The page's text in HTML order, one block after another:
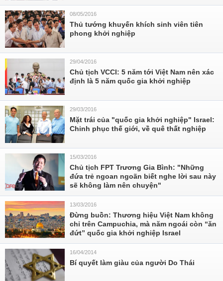
08/05/2016
Thủ tướng khuyến khích sinh viên tiên
phong khởi nghiệp
29/04/2016
Chủ tịch VCCI: 5 năm tới Việt Nam nên xác
định là 5 năm quốc gia khởi nghiệp
29/03/2016
Mặt trái của "quốc gia khởi nghiệp" Israel:
Chinh phục thế giới, về quê thất nghiệp
15/03/2016
Chủ tịch FPT Trương Gia Bình: "Những
đứa trẻ ngoan ngoãn biết nghe lời sau này
sẽ không làm nên chuyện"
13/03/2016
Đừng buồn: Thương hiệu Việt Nam không
chỉ trên Campuchia, mà năm ngoái còn “ăn
đứt” quốc gia khởi nghiệp Israel
16/04/2014
Bí quyết làm giàu của người Do Thái